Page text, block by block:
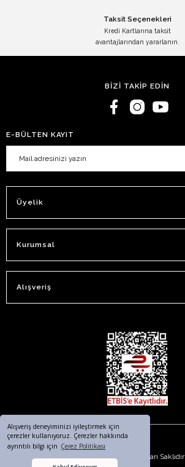
Alışveriş deneyiminizi iyileştirmek için
çerezler kullanıyoruz. Çerezler hakkında
ayrıntılı bilgi için Çerez Politikası
Taksit Seçenekleri
Kredi Kartlarına taksit
avantajlarından yararlanın.
BİZİ TAKİP EDİN
E-BÜLTEN KAYIT
Üyelik
Kurumsal
Alışveriş
© 2023. Tüm Hakları Saklıdır